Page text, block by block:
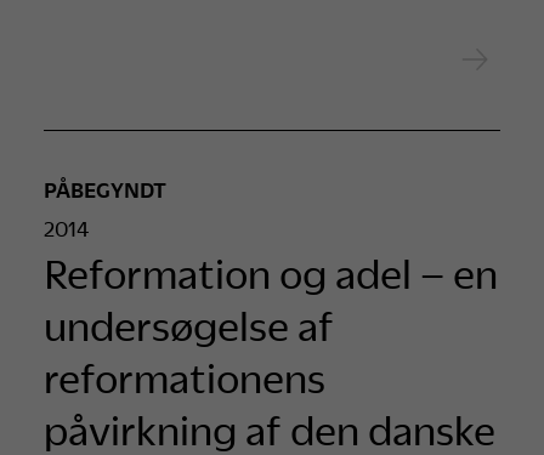
PÅBEGYNDT
2014
Reformation og adel – en
undersøgelse af
reformationens
påvirkning af den danske